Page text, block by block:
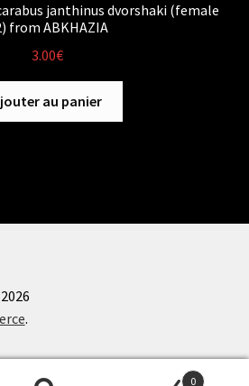
janthinus dvorshaki (female
from ABKHAZIA
3.00€
au panier
.
0